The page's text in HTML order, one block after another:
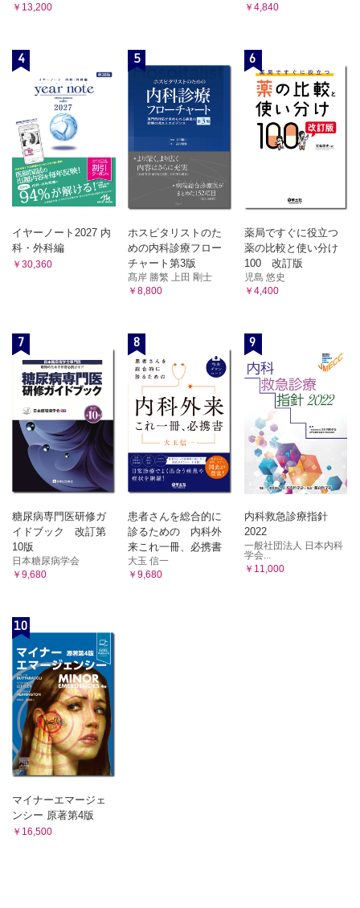
￥13,200
￥4,840
4
イヤーノート2027 内
科・外科編
￥30,360
5
ホスピタリストのた
めの内科診療フロー
チャート第3版
髙岸 勝繁 上田 剛士
￥8,800
6
薬局ですぐに役立つ
薬の比較と使い分け
100 改訂版
児島 悠史
￥4,400
7
糖尿病専門医研修ガ
イドブック 改訂第
10版
日本糖尿病学会
￥9,680
8
患者さんを総合的に
診るための 内科外
来これ一冊、必携書
大玉 信一
￥9,680
9
内科救急診療指針
2022
一般社団法人 日本内科
学会...
￥11,000
10
マイナーエマージェ
ンシー 原著第4版
￥16,500